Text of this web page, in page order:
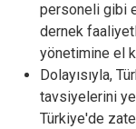
personeli gibi
dernek
yönetimine el
Dolayısıyla,
tavsiyelerini
Türkiye'de